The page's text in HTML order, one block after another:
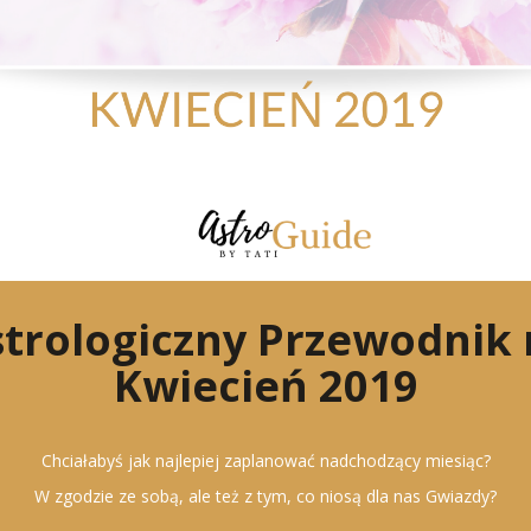
Przewodnik
Kwiecień 2019
Chciałabyś jak najlepiej zaplanować nadchodzący miesiąc?
W zgodzie ze sobą, ale też z tym, co niosą dla nas Gwiazdy?